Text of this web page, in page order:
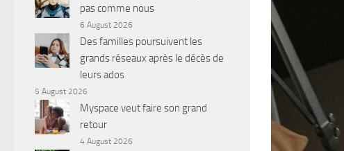
pas comme nous
6 August 2026
Des familles poursuivent les
grands réseaux après le décès de
leurs ados
5 August 2026
Myspace veut faire son grand
retour
4 August 2026